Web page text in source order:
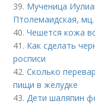
39. Мученица
Птолемаидская,
40.Чешется кожа
41. Как сделать
росписи
42.Сколько
пищи в желудке
43.Дети шаляпин